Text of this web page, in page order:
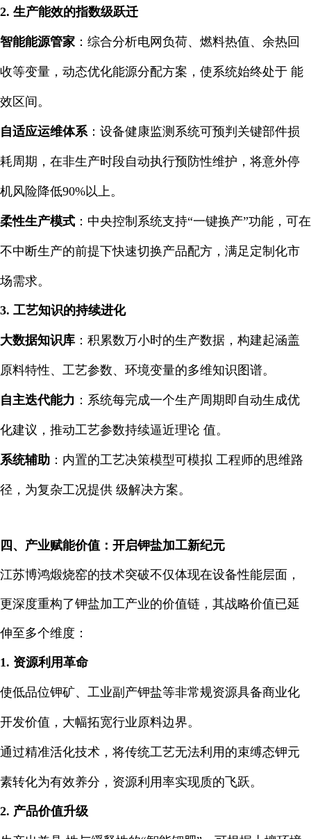
2. 生产能效的指数级跃迁
智能能源管家 ：综合分析电网负荷、燃料热值、余热回
收等变量，动态优化能源分配方案，使系统始终处于 能
效区间。
自适应运维体系：设备健康监测系统可预判关键部件损
耗周期，在非生产时段自动执行预防性维护，将意外停
机风险降低90%以上。
柔性生产模式 ：中央控制系统支持“一键换产”功能，可在
不中断生产的前提下快速切换产品配方，满足定制化市
场需求。
3. 工艺知识的持续进化
大数据知识库 ：积累数万小时的生产数据，构建起涵盖
原料特性、工艺参数、环境变量的多维知识图谱。
自主迭代能力 ：系统每完成一个生产周期即自动生成优
化建议，推动工艺参数持续逼近理论 值。
系统辅助 ：内置的工艺决策模型可模拟 工程师的思维路
径，为复杂工况提供 级解决方案。
四、产业赋能价值：开启钾盐加工新纪元
江苏博鸿煅烧窑的技术突破不仅体现在设备性能层面，
更深度重构了钾盐加工产业的价值链，其战略价值已延
伸至多个维度：
1. 资源利用革命
使低品位钾矿、工业副产钾盐等非常规资源具备商业化
开发价值，大幅拓宽行业原料边界。
通过精准活化技术，将传统工艺无法利用的束缚态钾元
素转化为有效养分，资源利用率实现质的飞跃。
2. 产品价值升级